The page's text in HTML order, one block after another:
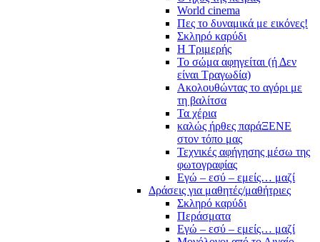
World cinema
Πες το δυναμικά με εικόνες!
Σκληρό καρύδι
Η Τριμερής
Το σώμα αφηγείται (ή Δεν
είναι Τραγωδία)
Ακολουθώντας το αγόρι με
τη βαλίτσα
Τα χέρια
καλώς ήρθες παράΞΕΝΕ
στον τόπο μας
Τεχνικές αφήγησης μέσω της
φωτογραφίας
Εγώ – εσύ – εμείς… μαζί
Δράσεις για μαθητές/μαθήτριες
Σκληρό καρύδι
Περάσματα
Εγώ – εσύ – εμείς… μαζί